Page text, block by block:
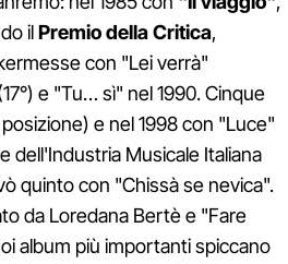
ilPremio della Critica,
con "Lei verrà"
e "Tu… sì" nel 1990. Cinque
e nel 1998 con "Luce"
dell'Industria Musicale Italiana
quinto con "Chissà se nevica".
da Loredana Bertè e "Fare
album più importanti spiccano